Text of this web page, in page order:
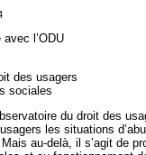
l’ODU
des usagers
sociales
du droit des
les situations
au-delà, il s’agit de